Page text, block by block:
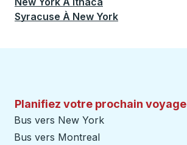
Syracuse À New York
Planifiez votre prochain voyage
Bus vers New York
Bus vers Montreal